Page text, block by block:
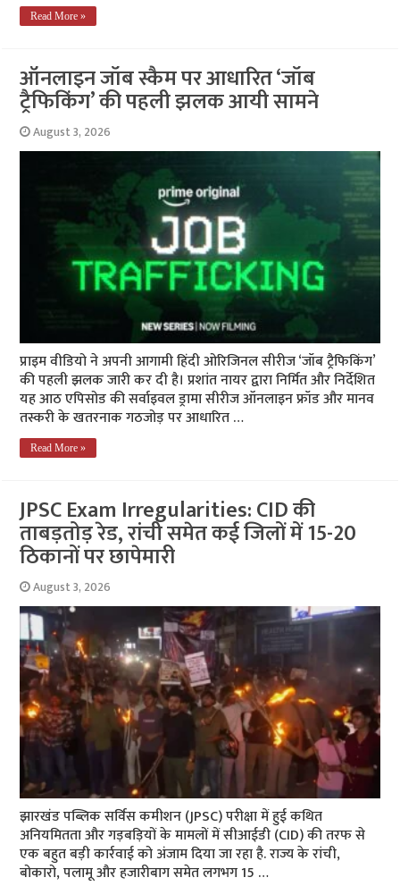
Read More »
ऑनलाइन जॉब स्कैम पर आधारित ‘जॉब
ट्रैफिकिंग’ की पहली झलक आयी सामने
August 3, 2026
प्राइम वीडियो ने अपनी आगामी हिंदी ओरिजिनल सीरीज ‘जॉब ट्रैफिकिंग’
की पहली झलक जारी कर दी है। प्रशांत नायर द्वारा निर्मित और निर्देशित
यह आठ एपिसोड की सर्वाइवल ड्रामा सीरीज ऑनलाइन फ्रॉड और मानव
तस्करी के खतरनाक गठजोड़ पर आधारित …
Read More »
JPSC Exam Irregularities: CID की
ताबड़तोड़ रेड, रांची समेत कई जिलों में 15-20
ठिकानों पर छापेमारी
August 3, 2026
झारखंड पब्लिक सर्विस कमीशन (JPSC) परीक्षा में हुई कथित
अनियमितता और गड़बड़ियों के मामलों में सीआईडी (CID) की तरफ से
एक बहुत बड़ी कार्रवाई को अंजाम दिया जा रहा है. राज्य के रांची,
बोकारो, पलामू और हजारीबाग समेत लगभग 15 …